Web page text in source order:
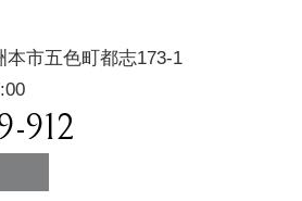
本市五色町都志173-1
912